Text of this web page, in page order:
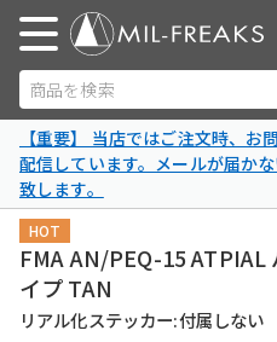
商品を検索
【重要】 当店ではご注文時、
配信しています。メールが届か
致します。
HOT
FMA AN/PEQ-15 ATPIAL
イプ TAN
リアル化ステッカー:付属しない